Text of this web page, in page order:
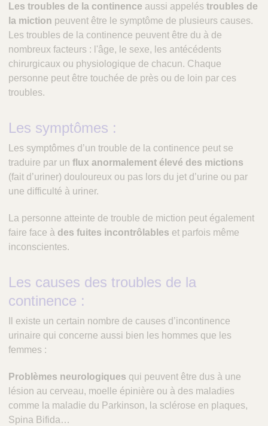
S
a
n
t
é
Les troubles de la continence aussi appelés troubles de
la miction peuvent être le symptôme de plusieurs causes.
Les troubles de la continence peuvent être du à de
nombreux facteurs : l'âge, le sexe, les antécédents
chirurgicaux ou physiologique de chacun. Chaque
personne peut être touchée de près ou de loin par ces
troubles.
Les symptômes :
Les symptômes d’un trouble de la continence peut se
traduire par un flux anormalement élevé des mictions
(fait d’uriner) douloureux ou pas lors du jet d’urine ou par
une difficulté à uriner.
La personne atteinte de trouble de miction peut également
faire face à des fuites incontrôlables et parfois même
inconscientes.
Les causes des troubles de la
continence :
Il existe un certain nombre de causes d’incontinence
urinaire qui concerne aussi bien les hommes que les
femmes :
Problèmes neurologiques qui peuvent être dus à une
lésion au cerveau, moelle épinière ou à des maladies
comme la maladie du Parkinson, la sclérose en plaques,
Spina Bifida…